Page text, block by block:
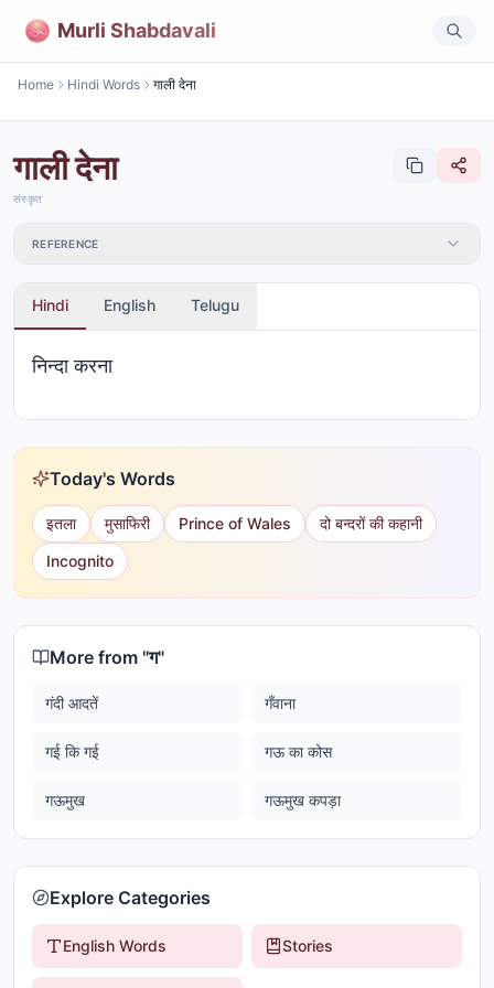
Murli Shabdavali
Home Hindi Words गाली देना
गाली देना
संस्कृत
REFERENCE
Hindi English Telugu
निन्दा करना
Today's Words
इतला मुसाफिरी Prince of Wales
दो बन्दरों की कहानी
Incognito
More from "ग"
गंदी आदतें गँवाना
गई कि गई गऊ का कोस
गऊमुख गऊमुख कपड़ा
Explore Categories
English Words Stories